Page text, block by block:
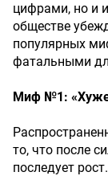
цифрами, но и
обществе
популярных
фатальными
Миф №1: «Хуже
то, что после
последует